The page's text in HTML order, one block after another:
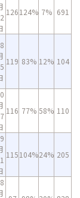
126124% 7% 691
119 83% 12% 104
116 77% 58% 110
115104%24% 205